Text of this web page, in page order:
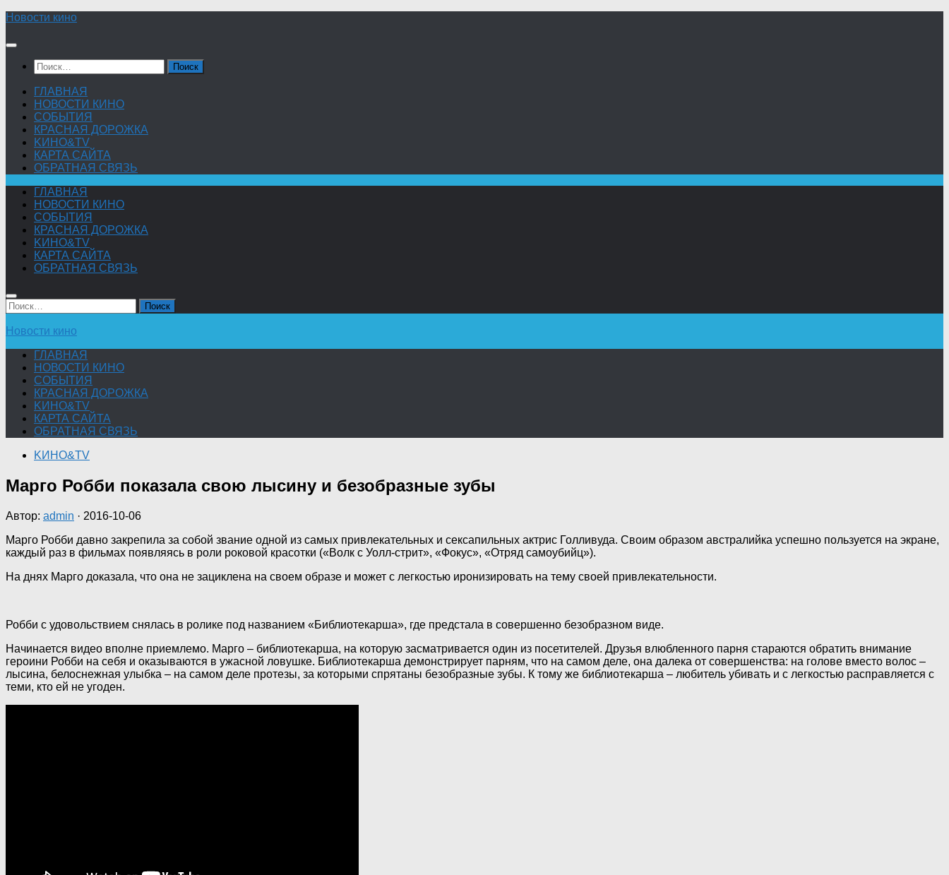
Skip
content
Новости кино
Найти:
ГЛАВНАЯ
НОВОСТИ КИНО
СОБЫТИЯ
КРАСНАЯ ДОРОЖКА
KИНО&TV
КАРТА САЙТА
ОБРАТНАЯ СВЯЗЬ
ГЛАВНАЯ
НОВОСТИ КИНО
СОБЫТИЯ
КРАСНАЯ ДОРОЖКА
KИНО&TV
КАРТА САЙТА
ОБРАТНАЯ СВЯЗЬ
Найти:
Новости кино
ГЛАВНАЯ
НОВОСТИ КИНО
СОБЫТИЯ
КРАСНАЯ ДОРОЖКА
KИНО&TV
КАРТА САЙТА
ОБРАТНАЯ СВЯЗЬ
KИНО&TV
Марго Робби показала свою лысину и безобразные зубы
Автор: admin · 2016-10-06
Марго Робби давно закрепила за собой звание одной из самых привлекательных и сексапильных актрис Голливуда. Своим образом австралийка успешно пользуется на экране,
каждый раз в фильмах появляясь в роли роковой красотки («Волк с Уолл-стрит», «Фокус», «Отряд самоубийц»).
На днях Марго доказала, что она не зациклена на своем образе и может с легкостью иронизировать на тему своей привлекательности.
Робби с удовольствием снялась в ролике под названием «Библиотекарша», где предстала в совершенно безобразном виде.
Начинается видео вполне приемлемо. Марго – библиотекарша, на которую засматривается один из посетителей. Друзья влюбленного парня стараются обратить внимание
героини Робби на себя и оказываются в ужасной ловушке. Библиотекарша демонстрирует парням, что на самом деле, она далека от совершенства: на голове вместо волос –
лысина, белоснежная улыбка – на самом деле протезы, за которыми спрятаны безобразные зубы. К тому же библиотекарша – любитель убивать и с легкостью расправляется с
теми, кто ей не угоден.